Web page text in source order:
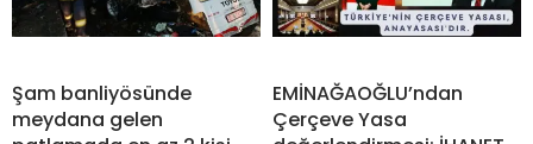
Şam banliyösünde
meydana gelen
EMİNAĞAOĞLU’ndan
Çerçeve Yasa